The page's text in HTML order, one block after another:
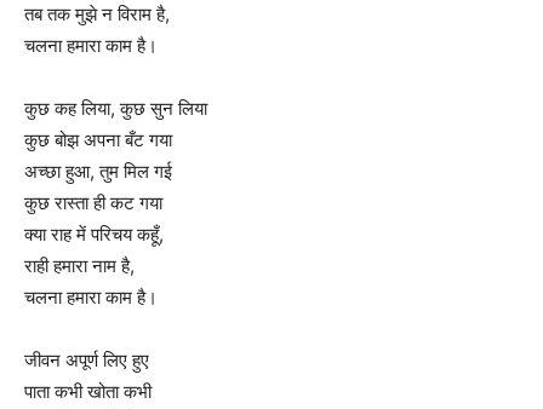
तब तक मुझे न विराम है,
चलना हमारा काम है।
कुछ कह लिया, कुछ सुन लिया
कुछ बोझ अपना बँट गया
अच्छा हुआ, तुम मिल गई
कुछ रास्ता ही कट गया
क्या राह में परिचय कहूँ,
राही हमारा नाम है,
चलना हमारा काम है।
जीवन अपूर्ण लिए हुए
पाता कभी खोता कभी